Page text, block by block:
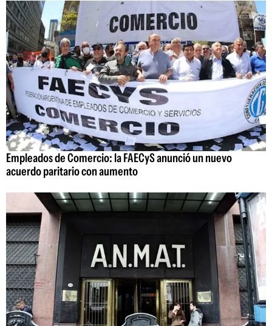
Empleados de Comercio: la FAECyS anunció un nuevo
acuerdo paritario con aumento